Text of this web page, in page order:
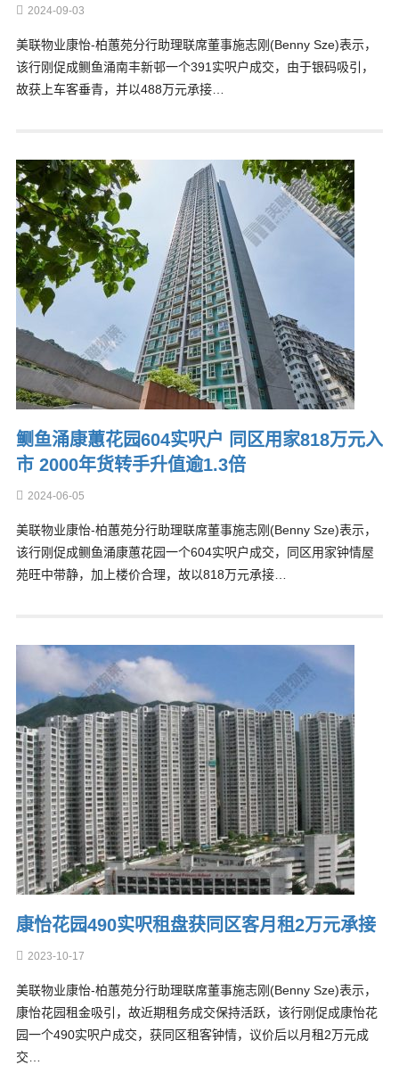
2024-09-03
美联物业康怡-柏蕙苑分行助理联席董事施志刚(Benny Sze)表示，
该行刚促成鲗鱼涌南丰新邨一个391实呎户成交，由于银码吸引，
故获上车客垂青，并以488万元承接…
鲗鱼涌康蕙花园604实呎户 同区用家818万元入
市 2000年货转手升值逾1.3倍
2024-06-05
美联物业康怡-柏蕙苑分行助理联席董事施志刚(Benny Sze)表示，
该行刚促成鲗鱼涌康蕙花园一个604实呎户成交，同区用家钟情屋
苑旺中带静，加上楼价合理，故以818万元承接…
康怡花园490实呎租盘获同区客月租2万元承接
2023-10-17
美联物业康怡-柏蕙苑分行助理联席董事施志刚(Benny Sze)表示，
康怡花园租金吸引，故近期租务成交保持活跃，该行刚促成康怡花
园一个490实呎户成交，获同区租客钟情，议价后以月租2万元成
交…